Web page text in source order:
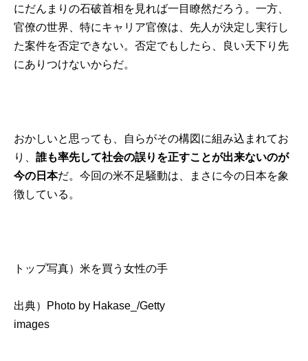
にだんまりの石破首相を見れば一目瞭然だろう。一方、
官僚の世界、特にキャリア官僚は、先人が決定し実行し
た案件を否定できない。否定でもしたら、良い天下り先
にありつけないからだ。
おかしいと思っても、自らがその構図に組み込まれてお
り、誰も率先して社会の誤りを正すことが出来ないのが
今の日本だ。今回の米不足騒動は、まさに今の日本を象
徴している。
トップ写真）米を買う女性の手
出典）
Photo by Hakase_/Getty
images